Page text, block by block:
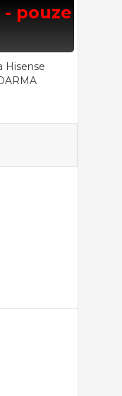
pouze
Hisense